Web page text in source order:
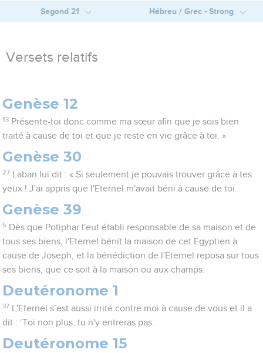
Segond 21 Hébreu / Grec - Strong
Versets relatifs
Genèse 12
13 Présente-toi donc comme ma sœur afin que je sois bien
traité à cause de toi et que je reste en vie grâce à toi. »
Genèse 30
27
Laban lui dit : « Si seulement je pouvais trouver grâce à tes
yeux ! J'ai appris que l'Eternel m'avait béni à cause de toi.
Genèse 39
5 Dès que Potiphar l'eut établi responsable de sa maison et de
tous ses biens, l'Eternel bénit la maison de cet Egyptien à
cause de Joseph, et la bénédiction de l'Eternel reposa sur tous
ses biens, que ce soit à la maison ou aux champs.
Deutéronome 1
37
L'Eternel s’est aussi irrité contre moi à cause de vous et il a
dit : ‘Toi non plus, tu n'y entreras pas.
Deutéronome 15